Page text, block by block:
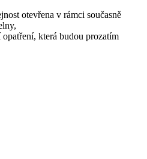
otevřena v rámci současně
která budou prozatím